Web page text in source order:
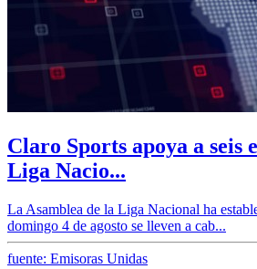
Claro Sports apoya a seis
Liga Nacio...
La Asamblea de la Liga Nacional ha
domingo 4 de agosto se lleven a cab...
fuente: Emisoras Unidas